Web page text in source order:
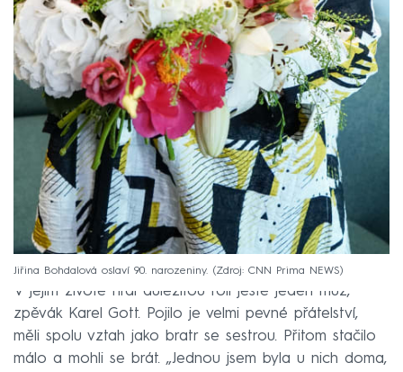
Jiřina Bohdalová oslaví 90. narozeniny. Zdroj: CNN Prima NEWS
V jejím životě hrál důležitou roli ještě jeden muž,
zpěvák Karel Gott. Pojilo je velmi pevné přátelství,
měli spolu vztah jako bratr se sestrou. Přitom stačilo
málo a mohli se brát. „Jednou jsem byla u nich doma,